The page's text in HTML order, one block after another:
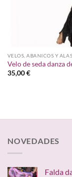
VELOS, ABANICOS Y ALAS
Velo de seda danza
35,00€
NOVEDADES
Falda